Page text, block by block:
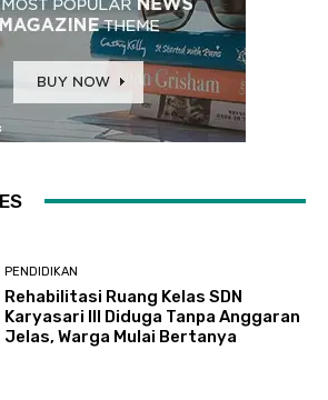
PENDIDIKAN
Rehabilitasi Ruang Kelas SDN
Karyasari III Diduga Tanpa Anggaran
Jelas, Warga Mulai Bertanya